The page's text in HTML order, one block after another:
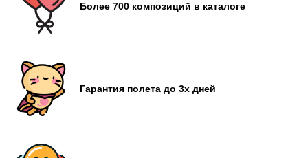
Более 700 композиций в каталоге
Гарантия полета до 3х дней